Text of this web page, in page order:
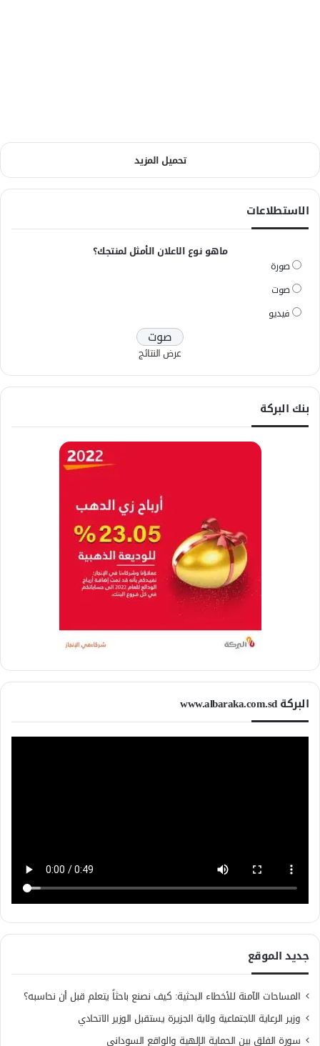
تحميل المزيد
الاستطلاعات
ماهو نوع الاعلان الأمثل لمنتجك؟
صورة
صوت
فيديو
عرض النتائج
بنك البركة
البركة www.albaraka.com.sd
جديد الموقع
المساحات الآمنة للأخطاء البحثية: كيف نصنع باحثاً يتعلم قبل أن نحاسبه؟
وزير الرعاية الاجتماعية ولاية الجزيرة يستقبل الوزير الاتحادي
سورة الفلق بين الحماية الإلهية والواقع السوداني